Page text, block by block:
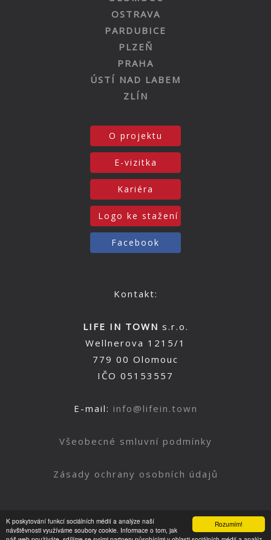
Rozumím!
K poskytování funkcí sociálních médií a analýze naší
návštěvnosti využíváme soubory cookie. Informace o tom, jak
OSTRAVA
PARDUBICE
PLZEŇ
PRAHA
ÚSTÍ NAD LABEM
ZLÍN
O projektu
E-vizitka
Kariéra
Logo ke stažení
Facebook
Kontakt:
LIFE IN TOWN s.r.o.
Wellnerova 1215/1
779 00 Olomouc
IČO 05153557
E-mail: info@lifein.town
Všeobecné smluvní podmínky
Zásady ochrany osobních údajů
Nahoru